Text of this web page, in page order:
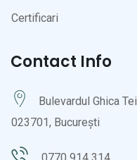
Certificari
Contact Info
Bulevardul Ghica
023701, București